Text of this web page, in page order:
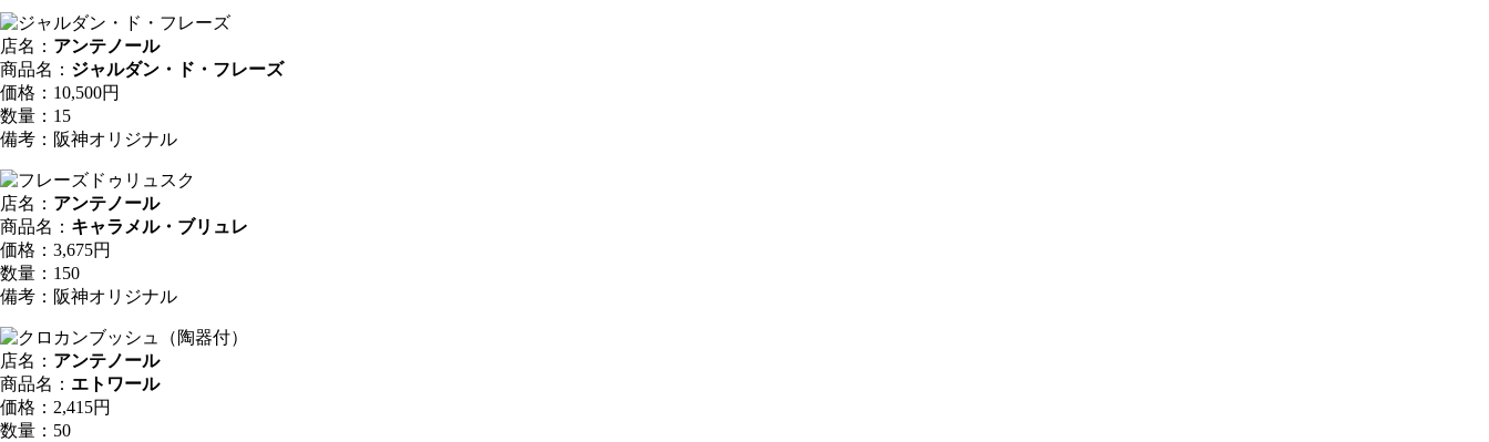
店名： アンテノール
商品名： ジャルダン・ド・フレーズ
価格：10,500円
数量：15
備考：阪神オリジナル
店名： アンテノール
商品名： キャラメル・ブリュレ
価格：3,675円
数量：150
備考：阪神オリジナル
店名： アンテノール
商品名： エトワール
価格：2,415円
数量：50